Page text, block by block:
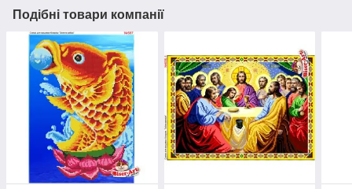
Подібні товари компанії